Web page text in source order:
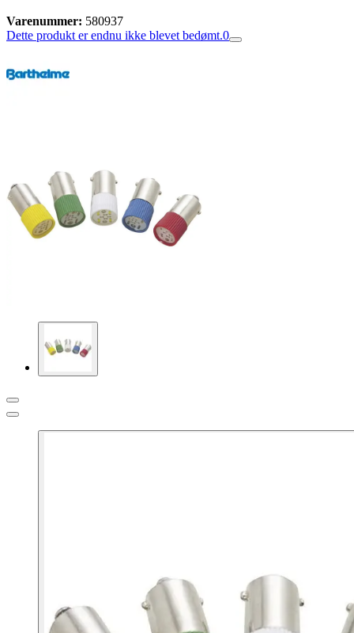
Varenummer: 580937
Dette produkt er endnu ikke blevet bedømt.0